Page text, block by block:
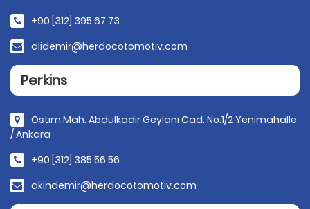
+90 [312] 395 67 73
alidemir@herdocotomotiv.com
Perkins
Ostim Mah. Abdulkadir Geylani Cad. No:1/2 Yenimahalle
/ Ankara
+90 [312] 385 56 56
akindemir@herdocotomotiv.com